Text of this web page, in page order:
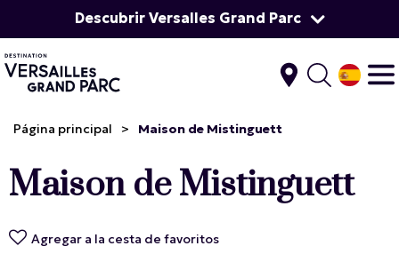
Descubrir Versalles Grand Parc
Página principal > Maison de Mistinguett
Maison de Mistinguett
Agregar a la cesta de favoritos